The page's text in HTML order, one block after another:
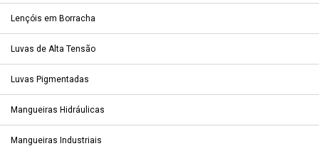
Lençóis em Borracha
Luvas de Alta Tensão
Luvas Pigmentadas
Mangueiras Hidráulicas
Mangueiras Industriais